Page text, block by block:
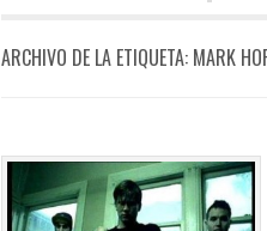
ARCHIVO DE LA ETIQUETA: MARK